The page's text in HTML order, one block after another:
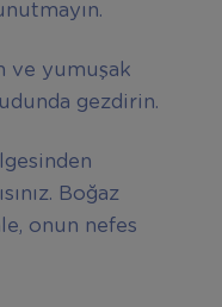
ve yumuşak
gezdirin.
Boğaz
onun nefes